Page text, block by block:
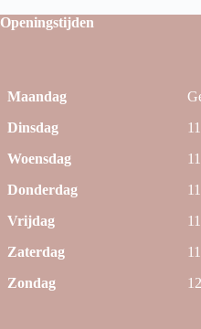
Openingstijden
Maandag
Dinsdag
Woensdag
Donderdag
Vrijdag
Zaterdag
Zondag